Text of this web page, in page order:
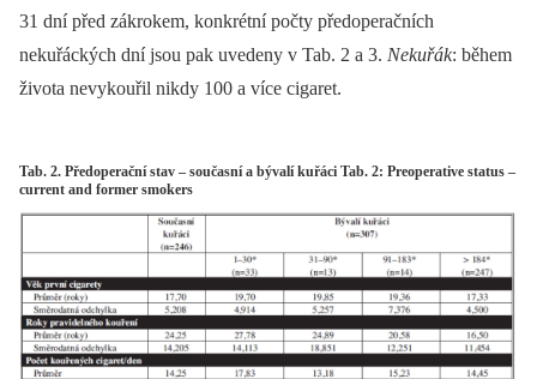
31 dní před zákrokem, konkrétní počty předoperačních
nekuřáckých dní jsou pak uvedeny v Tab. 2 a 3. Nekuřák: během
života nevykouřil nikdy 100 a více cigaret.
Tab. 2. Předoperační stav – současní a bývalí kuřáci Tab. 2: Preoperative status –
current and former smokers